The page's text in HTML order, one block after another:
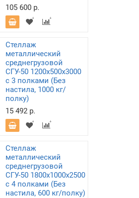
105 600 р.
Стеллаж
металлический
среднегрузовой
СГУ-50 1200х500х3000
с 3 полками (Без
настила, 1000 кг/
полку)
15 492 р.
Стеллаж
металлический
среднегрузовой
СГУ-50 1800х1000х2500
с 4 полками (Без
настила, 600 кг/полку)